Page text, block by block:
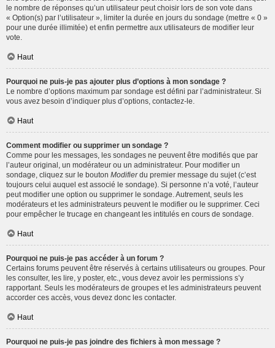
le nombre de réponses qu’un utilisateur peut choisir lors de son vote dans
« Option(s) par l’utilisateur », limiter la durée en jours du sondage (mettre « 0 »
pour une durée illimitée) et enfin permettre aux utilisateurs de modifier leur
vote.
Haut
Pourquoi ne puis-je pas ajouter plus d’options à mon sondage ?
Le nombre d’options maximum par sondage est défini par l’administrateur. Si
vous avez besoin d’indiquer plus d’options, contactez-le.
Haut
Comment modifier ou supprimer un sondage ?
Comme pour les messages, les sondages ne peuvent être modifiés que par
l’auteur original, un modérateur ou un administrateur. Pour modifier un
sondage, cliquez sur le bouton Modifierdu premier message du sujet (c’est
toujours celui auquel est associé le sondage). Si personne n’a voté, l’auteur
peut modifier une option ou supprimer le sondage. Autrement, seuls les
modérateurs et les administrateurs peuvent le modifier ou le supprimer. Ceci
pour empêcher le trucage en changeant les intitulés en cours de sondage.
Haut
Pourquoi ne puis-je pas accéder à un forum ?
Certains forums peuvent être réservés à certains utilisateurs ou groupes. Pour
les consulter, les lire, y poster, etc., vous devez avoir les permissions s’y
rapportant. Seuls les modérateurs de groupes et les administrateurs peuvent
accorder ces accès, vous devez donc les contacter.
Haut
Pourquoi ne puis-je pas joindre des fichiers à mon message ?